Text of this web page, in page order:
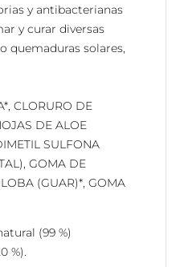
y antibacterianas
y curar diversas
quemaduras solares,
CLORURO DE
DE ALOE
SULFONA
GOMA DE
(GUAR)*, GOMA
(99 %)
%).